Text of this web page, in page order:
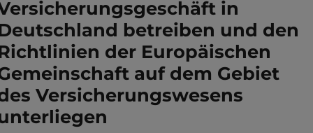
in
betreiben und den
der Europäischen
auf dem Gebiet
Versicherungswesens